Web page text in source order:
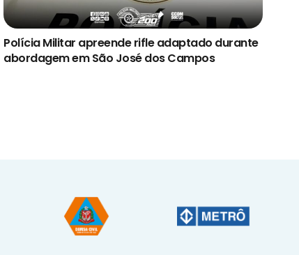
Polícia Militar apreende rifle adaptado durante
abordagem em São José dos Campos